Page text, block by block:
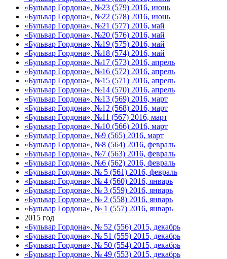
«Бульвар Гордона», №23 (579) 2016, июнь
«Бульвар Гордона», №22 (578) 2016, июнь
«Бульвар Гордона», №21 (577) 2016, май
«Бульвар Гордона», №20 (576) 2016, май
«Бульвар Гордона», №19 (575) 2016, май
«Бульвар Гордона», №18 (574) 2016, май
«Бульвар Гордона», №17 (573) 2016, апрель
«Бульвар Гордона», №16 (572) 2016, апрель
«Бульвар Гордона», №15 (571) 2016, апрель
«Бульвар Гордона», №14 (570) 2016, апрель
«Бульвар Гордона», №13 (569) 2016, март
«Бульвар Гордона», №12 (568) 2016, март
«Бульвар Гордона», №11 (567) 2016, март
«Бульвар Гордона», №10 (566) 2016, март
«Бульвар Гордона», №9 (565) 2016, март
«Бульвар Гордона», №8 (564) 2016, февраль
«Бульвар Гордона», №7 (563) 2016, февраль
«Бульвар Гордона», №6 (562) 2016, февраль
«Бульвар Гордона», № 5 (561) 2016, февраль
«Бульвар Гордона», № 4 (560) 2016, январь
«Бульвар Гордона», № 3 (559) 2016, январь
«Бульвар Гордона», № 2 (558) 2016, январь
«Бульвар Гордона», № 1 (557) 2016, январь
2015 год
«Бульвар Гордона», № 52 (556) 2015, декабрь
«Бульвар Гордона», № 51 (555) 2015, декабрь
«Бульвар Гордона», № 50 (554) 2015, декабрь
«Бульвар Гордона», № 49 (553) 2015, декабрь